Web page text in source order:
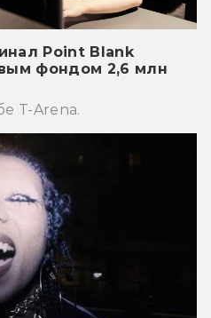
Point Blank
фондом 2,6 млн
T-Arena.